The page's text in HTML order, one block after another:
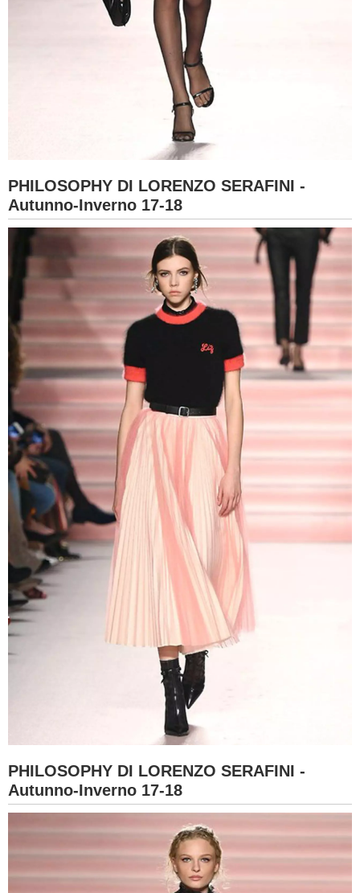
PHILOSOPHY DI LORENZO SERAFINI -
Autunno-Inverno 17-18
PHILOSOPHY DI LORENZO SERAFINI -
Autunno-Inverno 17-18